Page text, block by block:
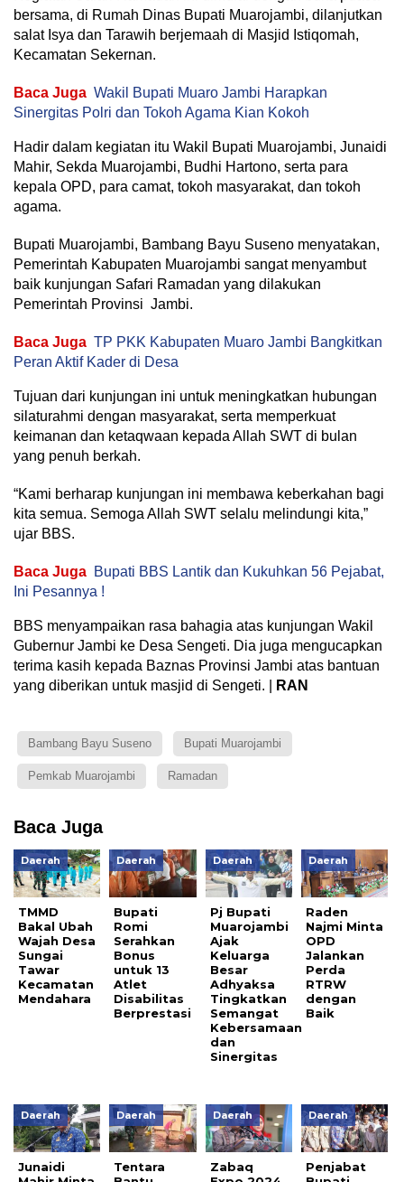
bersama, di Rumah Dinas Bupati Muarojambi, dilanjutkan
salat Isya dan Tarawih berjemaah di Masjid Istiqomah,
Kecamatan Sekernan.
Baca Juga Wakil Bupati Muaro Jambi Harapkan
Sinergitas Polri dan Tokoh Agama Kian Kokoh
Hadir dalam kegiatan itu Wakil Bupati Muarojambi, Junaidi
Mahir, Sekda Muarojambi, Budhi Hartono, serta para
kepala OPD, para camat, tokoh masyarakat, dan tokoh
agama.
Bupati Muarojambi, Bambang Bayu Suseno menyatakan,
Pemerintah Kabupaten Muarojambi sangat menyambut
baik kunjungan Safari Ramadan yang dilakukan
Pemerintah Provinsi Jambi.
Baca Juga TP PKK Kabupaten Muaro Jambi Bangkitkan
Peran Aktif Kader di Desa
Tujuan dari kunjungan ini untuk meningkatkan hubungan
silaturahmi dengan masyarakat, serta memperkuat
keimanan dan ketaqwaan kepada Allah SWT di bulan
yang penuh berkah.
“Kami berharap kunjungan ini membawa keberkahan bagi
kita semua. Semoga Allah SWT selalu melindungi kita,”
ujar BBS.
Baca Juga Bupati BBS Lantik dan Kukuhkan 56 Pejabat,
Ini Pesannya !
BBS menyampaikan rasa bahagia atas kunjungan Wakil
Gubernur Jambi ke Desa Sengeti. Dia juga mengucapkan
terima kasih kepada Baznas Provinsi Jambi atas bantuan
yang diberikan untuk masjid di Sengeti. |
RAN
Bambang Bayu Suseno Bupati Muarojambi
Pemkab Muarojambi Ramadan
Baca Juga
Daerah
TMMD
Bakal Ubah
Wajah Desa
Sungai
Tawar
Kecamatan
Mendahara
Daerah
Bupati
Romi
Serahkan
Bonus
untuk 13
Atlet
Disabilitas
Berprestasi
Daerah
Pj Bupati
Muarojambi
Ajak
Keluarga
Besar
Adhyaksa
Tingkatkan
Semangat
Kebersamaan
dan
Sinergitas
Daerah
Raden
Najmi Minta
OPD
Jalankan
Perda
RTRW
dengan
Baik
Daerah
Junaidi
Daerah
Tentara
Daerah
Zabaq
Daerah
Penjabat